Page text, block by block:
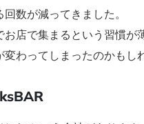
数が減ってきました。
店で集まるという習慣が
わってしまったのかもし